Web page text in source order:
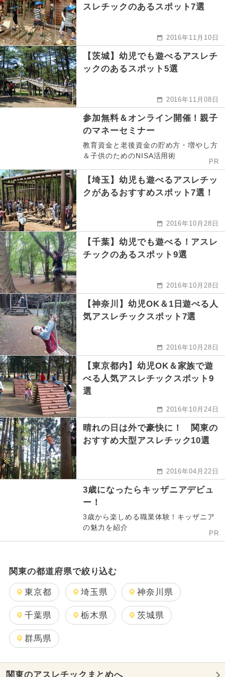
スレチックのあるスポット7選
2016年11月10日
【茨城】幼児でも遊べるアスレチ
ックのあるスポット5選
2016年11月08日
参加無料＆オンライン開催！親子
のマネーセミナー
教育資金と老後資金の貯め方・増やし方
＆子供のためのNISA活用術
PR
【埼玉】幼児も遊べるアスレチッ
クがあるおすすめスポット7選！
2016年10月28日
【千葉】幼児でも遊べる！アスレ
チックのあるスポット9選
2016年10月28日
【神奈川】幼児OK＆1日遊べる人
気アスレチックスポット7選
2016年10月28日
【東京都内】幼児OK＆家族で遊
べる人気アスレチックスポット9
選
2016年10月24日
晴れの日は外で豪快に！ 関東の
おすすめ大型アスレチック10選
2016年04月22日
3歳になったらキッザニアデビュ
ー！
3歳から楽しめる職業体験！キッザニア
の魅力を紹介
PR
関東の都道府県で絞り込む
東京都 埼玉県 神奈川県
千葉県 栃木県 茨城県
群馬県
関東のアスレチックまとめへ